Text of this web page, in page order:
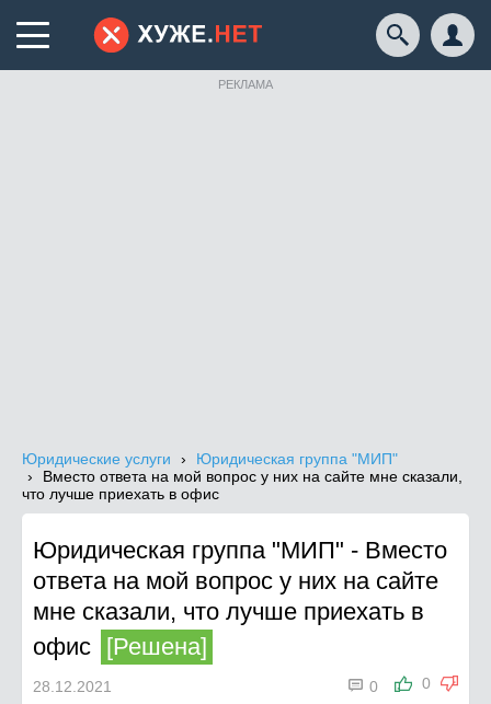
РЕКЛАМА
Юридические услуги
Юридическая группа "МИП"
Вместо ответа на мой вопрос у них на сайте мне сказали,
что лучше приехать в офис
Юридическая группа "МИП" - Вместо
ответа на мой вопрос у них на сайте
мне сказали, что лучше приехать в
офис [Решена]
0
 0
28.12.2021